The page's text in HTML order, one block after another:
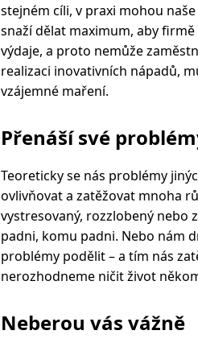
stejném cíli, v praxi mohou
snaží dělat maximum, aby
výdaje, a proto nemůže
realizaci inovativních nápadů,
vzájemné maření.
Přenáší své
Teoreticky se nás problémy
ovlivňovat a zatěžovat mnoha
vystresovaný, rozzlobený nebo
padni, komu padni. Nebo nám
problémy podělit – a tím nás
nerozhodneme ničit život
Neberou vás vážně